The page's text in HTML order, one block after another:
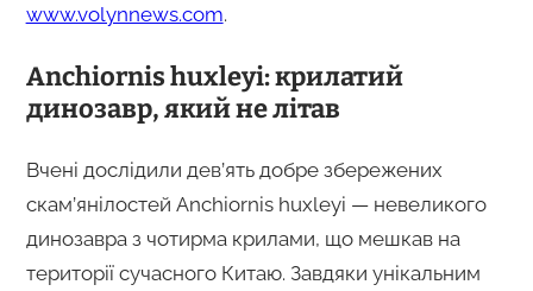
www.volynnews.com.
Anchiornis huxleyi: крилатий
динозавр, який не літав
Вчені дослідили дев’ять добре збережених
скам’янілостей Anchiornis huxleyi — невеликого
динозавра з чотирма крилами, що мешкав на
території сучасного Китаю. Завдяки унікальним